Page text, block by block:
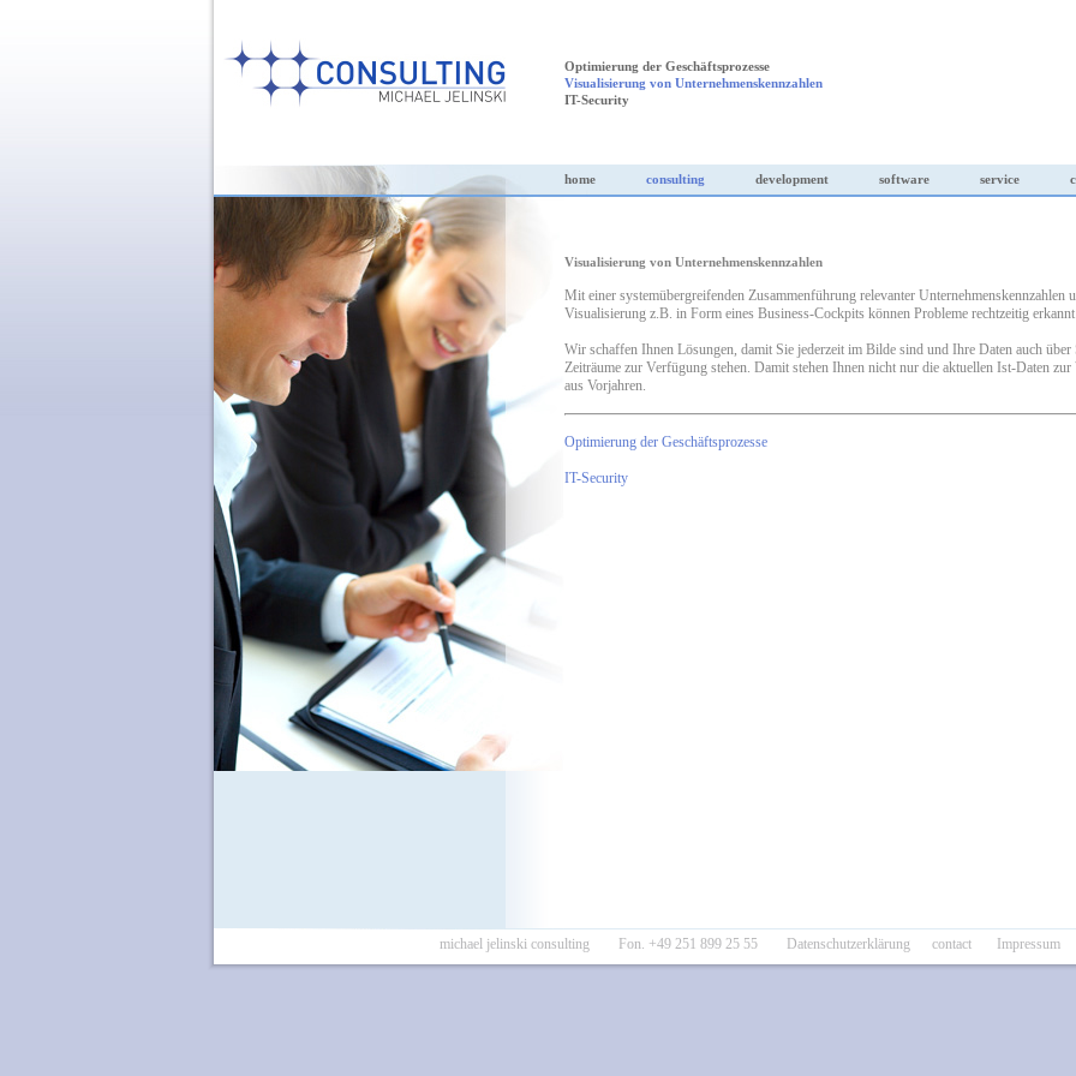
Optimierung der Geschäftsprozesse
Visualisierung von Unternehmenskennzahlen
IT-Security
home consulting development software service
Visualisierung von Unternehmenskennzahlen
Mit einer systemübergreifenden Zusammenführung relevanter Unternehmenskennzahlen
Visualisierung z.B. in Form eines Business-Cockpits können Probleme rechtzeitig
Wir schaffen Ihnen Lösungen, damit Sie jederzeit im Bilde sind und Ihre Daten auch
Zeiträume zur Verfügung stehen. Damit stehen Ihnen nicht nur die aktuellen Ist-Daten
aus Vorjahren.
Optimierung der Geschäftsprozesse
IT-Security
michael jelinski consulting Fon. +49 251 899 25 55 Datenschutzerklärung contact Impressum